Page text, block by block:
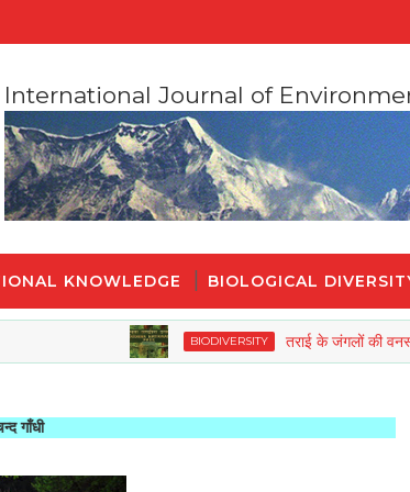
International Journal of
KNOWLEDGE BIOLOGICAL
BIODIVERSITY तराई के जंगलों की वनस्पतियों